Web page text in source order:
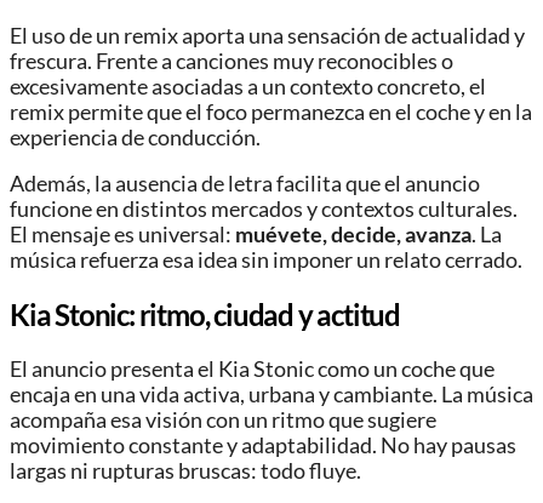
El uso de un remix aporta una sensación de actualidad y
frescura. Frente a canciones muy reconocibles o
excesivamente asociadas a un contexto concreto, el
remix permite que el foco permanezca en el coche y en la
experiencia de conducción.
Además, la ausencia de letra facilita que el anuncio
funcione en distintos mercados y contextos culturales.
El mensaje es universal: muévete, decide, avanza. La
música refuerza esa idea sin imponer un relato cerrado.
Kia Stonic: ritmo, ciudad y actitud
El anuncio presenta el Kia Stonic como un coche que
encaja en una vida activa, urbana y cambiante. La música
acompaña esa visión con un ritmo que sugiere
movimiento constante y adaptabilidad. No hay pausas
largas ni rupturas bruscas: todo fluye.